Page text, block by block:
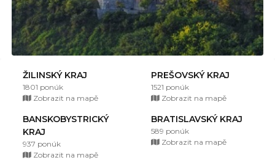
ŽILINSKÝ KRAJ
1801 ponúk
Zobrazit na mapě
PREŠOVSKÝ KRAJ
1521 ponúk
Zobrazit na mapě
BANSKOBYSTRICKÝ
KRAJ
937 ponúk
Zobrazit na mapě
BRATISLAVSKÝ KRAJ
589 ponúk
Zobrazit na mapě